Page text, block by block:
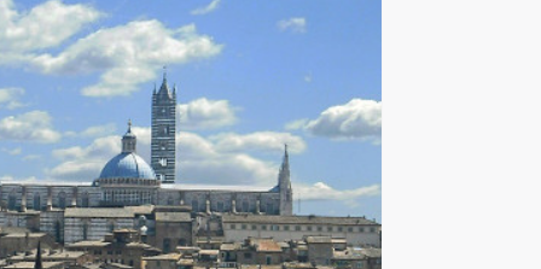
TOSCANA
TRENTINO-ALTO ADIGE
UMBRIA
VALLE D'AOSTA
VENETO